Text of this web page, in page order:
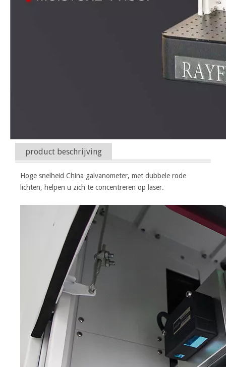
product beschrijving
Hoge snelheid China galvanometer, met dubbele rode
lichten, helpen u zich te concentreren op laser.